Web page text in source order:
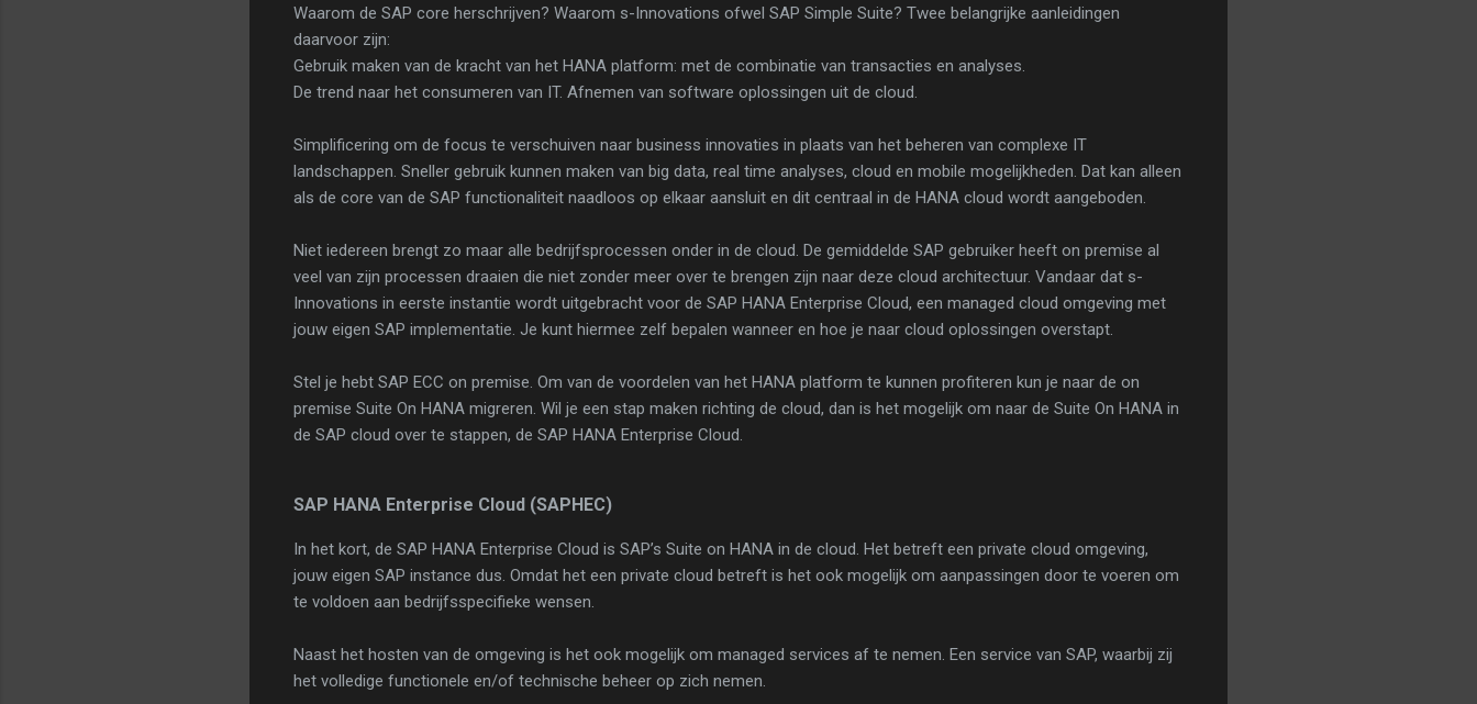
Waarom de SAP core herschrijven? Waarom s-Innovations ofwel SAP Simple Suite? Twee belangrijke aanleidingen
daarvoor zijn:
Gebruik maken van de kracht van het HANA platform: met de combinatie van transacties en analyses.
De trend naar het consumeren van IT. Afnemen van software oplossingen uit de cloud.
Simplificering om de focus te verschuiven naar business innovaties in plaats van het beheren van complexe IT
landschappen. Sneller gebruik kunnen maken van big data, real time analyses, cloud en mobile mogelijkheden. Dat kan alleen
als de core van de SAP functionaliteit naadloos op elkaar aansluit en dit centraal in de HANA cloud wordt aangeboden.
Niet iedereen brengt zo maar alle bedrijfsprocessen onder in de cloud. De gemiddelde SAP gebruiker heeft on premise al
veel van zijn processen draaien die niet zonder meer over te brengen zijn naar deze cloud architectuur. Vandaar dat s-
Innovations in eerste instantie wordt uitgebracht voor de SAP HANA Enterprise Cloud, een managed cloud omgeving met
jouw eigen SAP implementatie. Je kunt hiermee zelf bepalen wanneer en hoe je naar cloud oplossingen overstapt.
Stel je hebt SAP ECC on premise. Om van de voordelen van het HANA platform te kunnen profiteren kun je naar de on
premise Suite On HANA migreren. Wil je een stap maken richting de cloud, dan is het mogelijk om naar de Suite On HANA in
de SAP cloud over te stappen, de SAP HANA Enterprise Cloud.
SAP HANA Enterprise Cloud (SAPHEC)
In het kort, de SAP HANA Enterprise Cloud is SAP’s Suite on HANA in de cloud. Het betreft een private cloud omgeving,
jouw eigen SAP instance dus. Omdat het een private cloud betreft is het ook mogelijk om aanpassingen door te voeren om
te voldoen aan bedrijfsspecifieke wensen.
Naast het hosten van de omgeving is het ook mogelijk om managed services af te nemen. Een service van SAP, waarbij zij
het volledige functionele en/of technische beheer op zich nemen.